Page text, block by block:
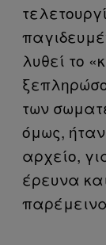
λυθεί το
των
όμως,
αρχείο,
έρευνα